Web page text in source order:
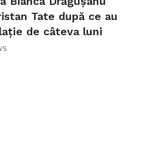
Tate după ce au
de câteva luni